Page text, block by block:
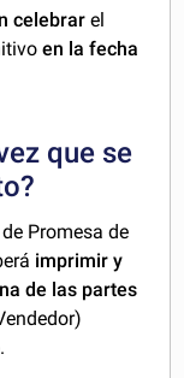
celebrar el
en la fecha
que se
Promesa de
imprimir y
de las partes
.